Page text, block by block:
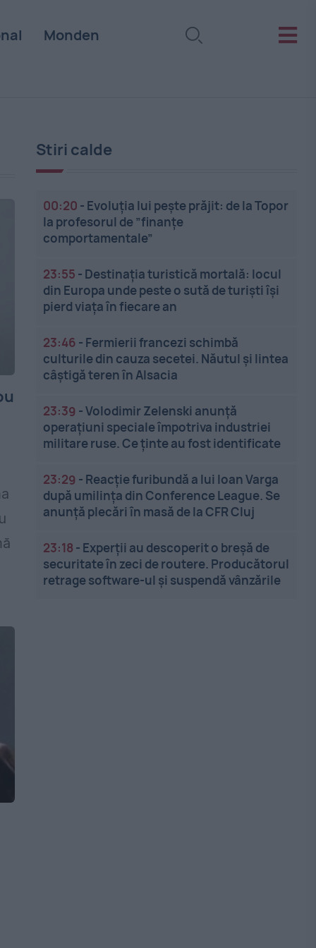
Monden
Stiri calde
00:20 - Evoluția lui pește prăjit: de la Topor
la profesorul de ”finanțe
comportamentale”
23:55 - Destinația turistică mortală: locul
din Europa unde peste o sută de turiști își
pierd viața în fiecare an
23:46 - Fermierii francezi schimbă
culturile din cauza secetei. Năutul și lintea
câștigă teren în Alsacia
23:39 -Volodimir Zelenski anunță
operațiuni speciale împotriva industriei
militare ruse. Ce ținte au fost identificate
23:29 - Reacție furibundă a lui Ioan Varga
după umilința din Conference League. Se
anunță plecări în masă de la CFR Cluj
23:18 - Experții au descoperit o breșă de
securitate în zeci de routere. Producătorul
retrage software-ul și suspendă vânzările